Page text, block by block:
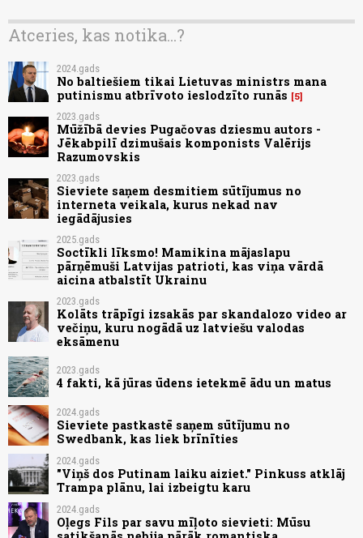
Atceries, kas notika...?
2024.gads
No baltiešiem tikai Lietuvas ministrs mana
putinismu atbrīvoto ieslodzīto runās
5
2023.gads
Mūžībā devies Pugačovas dziesmu autors -
Jēkabpilī dzimušais komponists Valērijs
Razumovskis
2023.gads
Sieviete saņem desmitiem sūtījumus no
interneta veikala, kurus nekad nav
iegādājusies
2025.gads
Soctīkli līksmo! Mamikina mājaslapu
pārņēmuši Latvijas patrioti, kas viņa vārdā
aicina atbalstīt Ukrainu
2023.gads
Kolāts trāpīgi izsakās par skandalozo video ar
večiņu, kuru nogādā uz latviešu valodas
eksāmenu
2023.gads
4 fakti, kā jūras ūdens ietekmē ādu un matus
2024.gads
Sieviete pastkastē saņem sūtījumu no
Swedbank, kas liek brīnīties
2024.gads
"Viņš dos Putinam laiku aiziet." Pinkuss atklāj
Trampa plānu, lai izbeigtu karu
2024.gads
Oļegs Fils par savu mīļoto sievieti: Mūsu